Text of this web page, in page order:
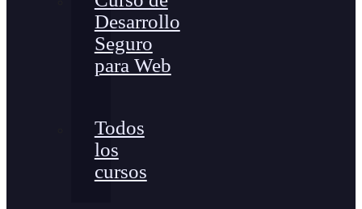
Desarrollo
Seguro
para Web
Todos
los
cursos